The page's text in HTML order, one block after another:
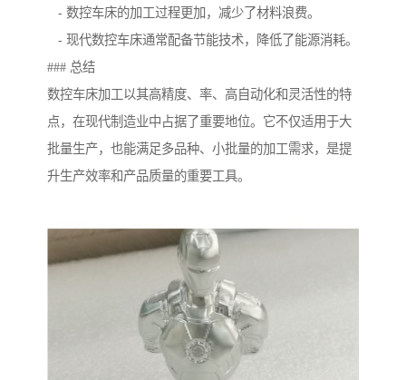
- 数控车床的加工过程更加，减少了材料浪费。
- 现代数控车床通常配备节能技术，降低了能源消耗。
### 总结
数控车床加工以其高精度、率、高自动化和灵活性的特
点，在现代制造业中占据了重要地位。它不仅适用于大
批量生产，也能满足多品种、小批量的加工需求，是提
升生产效率和产品质量的重要工具。